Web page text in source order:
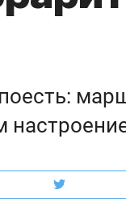
школьной формы о